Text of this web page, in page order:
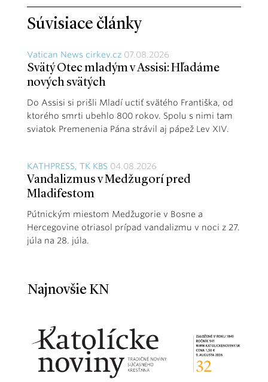
Súvisiace články
Vatican News cirkev.cz 07.08.2026
Svätý Otec mladým v Assisi: Hľadáme
nových svätých
Do Assisi si prišli Mladí uctiť svätého Františka, od
ktorého smrti ubehlo 800 rokov. Spolu s nimi tam
sviatok Premenenia Pána strávil aj pápež Lev XIV.
KATHPRESS, TK KBS 04.08.2026
Vandalizmus v Medžugorí pred
Mladifestom
Pútnickým miestom Medžugorie v Bosne a
Hercegovine otriasol prípad vandalizmu v noci z 27.
júla na 28. júla.
Najnovšie KN